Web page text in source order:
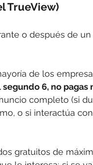
TrueView)
o después de
de los
6, no pagas
completo (si
o si interactúa
gratuitos de